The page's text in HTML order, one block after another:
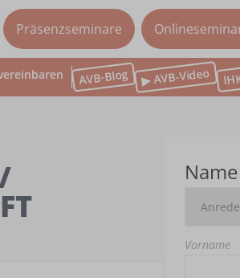
Präsenzseminare
AVB-Blog ▶ AVB-Video
Vorname